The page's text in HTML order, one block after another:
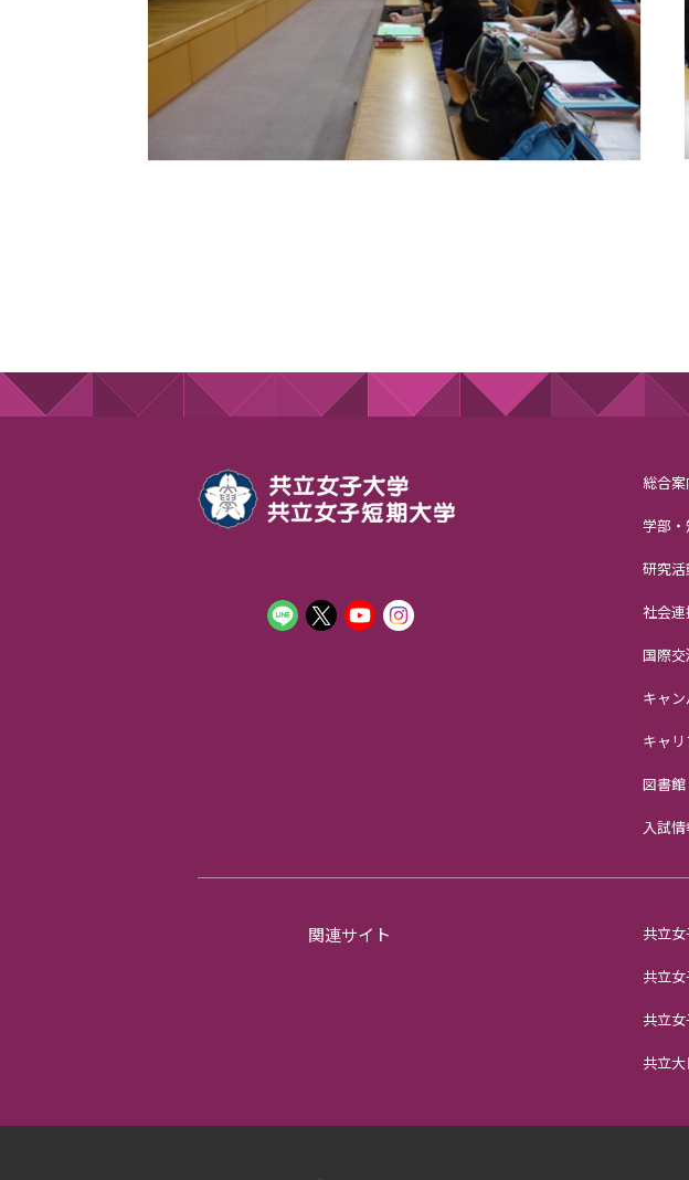
総合案
学部
研究
社会連
国際
キャ
キャ
図書
入試
関連サイト 共立
共立
共立
共立